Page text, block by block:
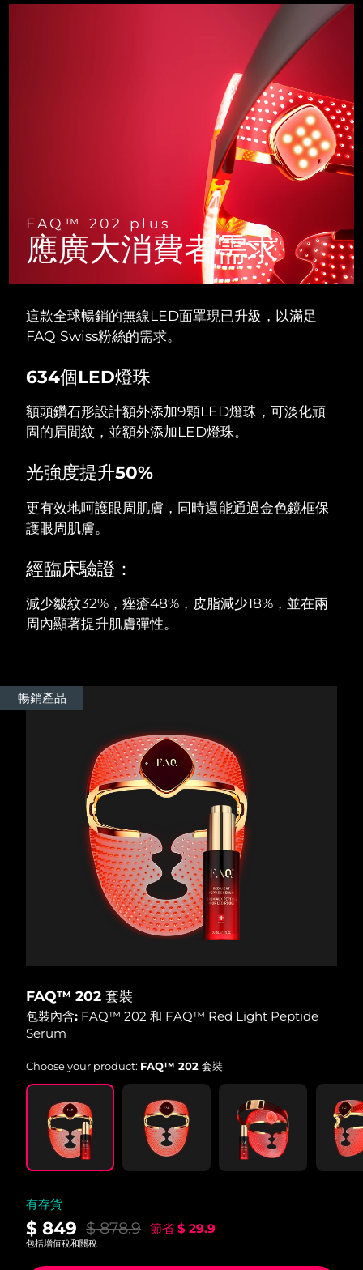
FAQ™ 202 plus
應廣大消費者需求
這款全球暢銷的無線LED面罩現已升級，以滿足
FAQ Swiss粉絲的需求。
634個LED燈珠
額頭鑽石形設計額外添加9顆LED燈珠，可淡化頑
固的眉間紋，並額外添加LED燈珠。
光強度提升50%
更有效地呵護眼周肌膚，同時還能通過金色鏡框保
護眼周肌膚。
經臨床驗證：
減少皺紋32%，痤瘡48%，皮脂減少18%，並在兩
周內顯著提升肌膚彈性。
暢銷產品
FAQ™ 202 套裝
包裝內含: FAQ™ 202 和 FAQ™ Red Light Peptide
Serum
Choose your product: FAQ™ 202 套裝
有存貨
$ 849 $ 878.9 節省 $ 29.9
包括增值稅和關稅
預計送達日期 8/10/26
預計送達日期8/10/26
預計送達日期8/18/26
預計送達日期8/12/26
預計送達日期8/10/26
瑞士 預計送達日期8/10/26
台灣 預計送達日期8/15/26
泰國 預計送達日期8/14/26
英國 預計送達日期
美國
烏茲別克 預計送達日期8/15/26